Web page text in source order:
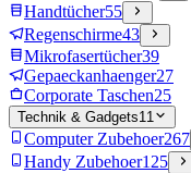
Handtücher55
Regenschirme43
Mikrofasertücher39
Gepaeckanhaenger27
Corporate Taschen25
Technik & Gadgets11
Computer Zubehoer267
Handy Zubehoer125